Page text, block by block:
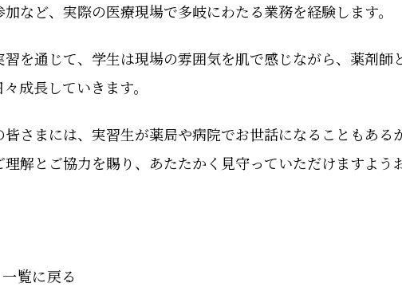
加など、実際の医療現場で多岐にわたる業務を経験します。
習を通じて、学生は現場の雰囲気を肌で感じながら、薬剤
成長していきます。
皆さまには、実習生が薬局や病院でお世話になることもある
理解とご協力を賜り、あたたかく見守っていただけますよう
一覧に戻る